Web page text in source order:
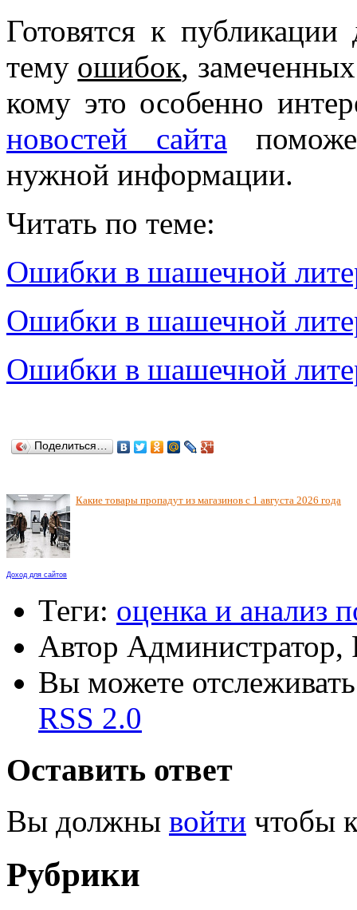
Готовятся к
тему ошибок,
кому это особенно
новостей сайта
нужной информации.
Читать по теме:
Ошибки в шашечной
Ошибки в шашечной
Ошибки в шашечной
Поделиться…
Какие товары пропадут из магазинов с 1 августа 2026 года
Доход для сайтов
Теги: оценка и анализ
Автор
Вы можете отслеживать
RSS 2.0
Оставить ответ
Вы должны войти чтобы
Рубрики